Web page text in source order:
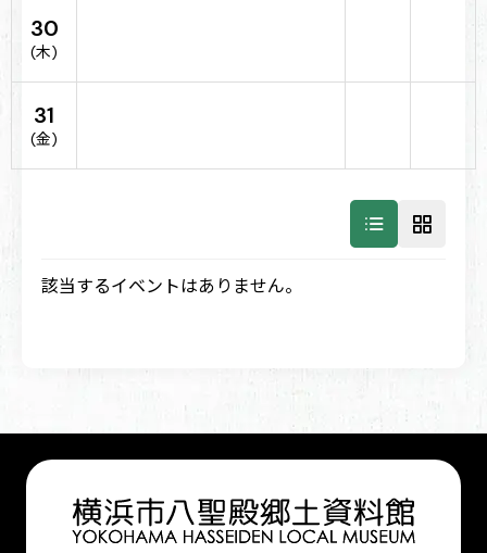
30
(木)
31
(金)
該当するイベントはありません。